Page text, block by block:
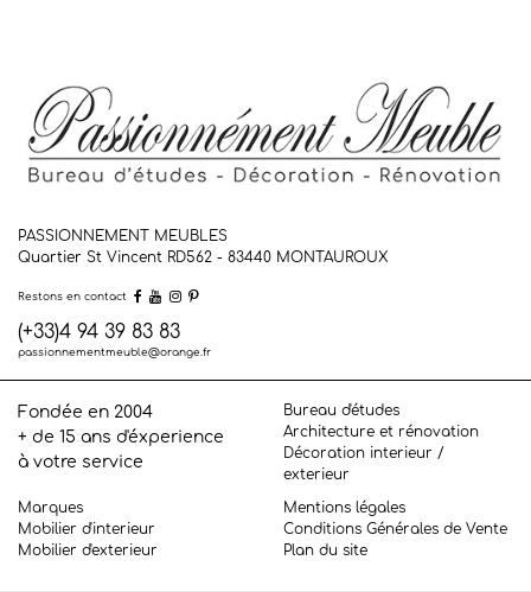
PASSIONNEMENT MEUBLES
Quartier St Vincent RD562 - 83440 MONTAUROUX
Restons en contact
(+33)4 94 39 83 83
passionnementmeuble@orange.fr
Fondée en 2004
+ de 15 ans d'éxperience
à votre service
Bureau d'études
Architecture et rénovation
Décoration interieur /
exterieur
Marques
Mobilier d'interieur
Mobilier d'exterieur
Mentions légales
Conditions Générales de Vente
Plan du site